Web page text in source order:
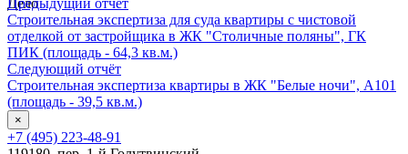
Строительная экспертиза для суда квартиры с чистовой
отделкой от застройщика в ЖК "Столичные поляны", ГК
ПИК (площадь - 64,3 кв.м.)
Следующий отчёт
Строительная экспертиза квартиры в ЖК "Белые ночи", А101
(площадь - 39,5 кв.м.)
×
+7 (495) 223-48-91